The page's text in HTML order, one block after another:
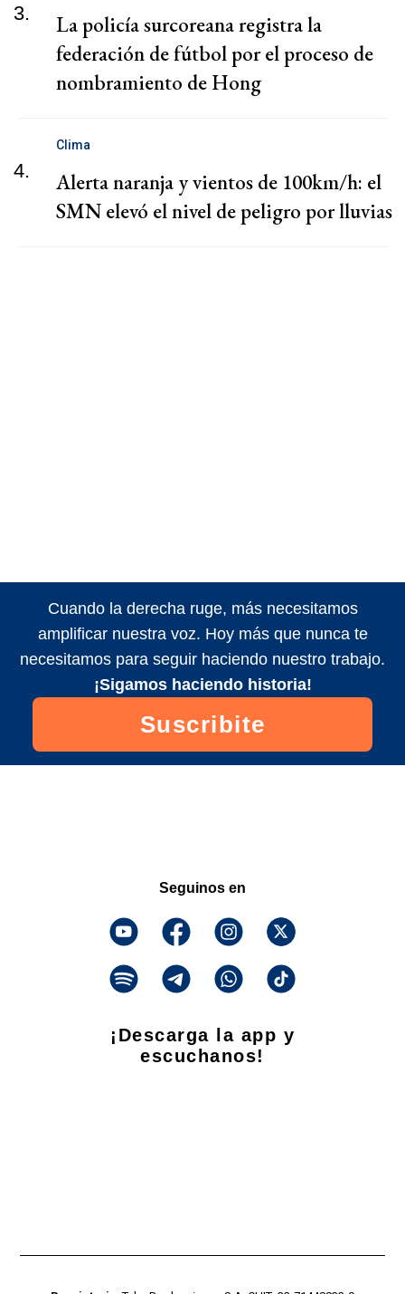
3.
La policía surcoreana registra la
federación de fútbol por el proceso de
nombramiento de Hong
4.
Clima
Alerta naranja y vientos de 100km/h: el
SMN elevó el nivel de peligro por lluvias
Cuando la derecha ruge, más necesitamos
amplificar nuestra voz. Hoy más que nunca te
necesitamos para seguir haciendo nuestro trabajo.
¡Sigamos haciendo historia!
Suscribite
Seguinos en
¡Descarga la app y
escuchanos!